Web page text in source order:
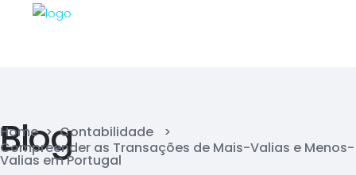
Blog
Home > Contabilidade
>
Compreender as Transações de Mais-Valias e Menos-
Valias em Portugal